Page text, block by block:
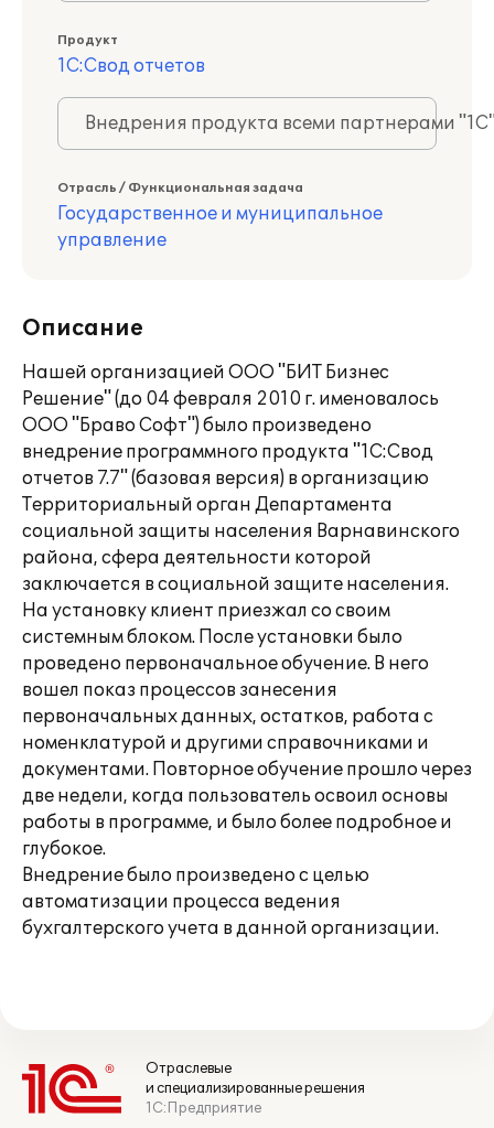
Продукт
1С:Свод отчетов
Внедрения продукта всеми партнерами
Отрасль / Функциональная задача
Государственное и муниципальное
управление
Описание
Нашей организацией ООО "БИТ Бизнес
Решение" (до 04 февраля 2010 г. именовалось
ООО "Браво Софт") было произведено
внедрение программного продукта "1С:Свод
отчетов 7.7" (базовая версия) в организацию
Территориальный орган Департамента
социальной защиты населения Варнавинского
района, сфера деятельности которой
заключается в социальной защите населения.
На установку клиент приезжал со своим
системным блоком. После установки было
проведено первоначальное обучение. В него
вошел показ процессов занесения
первоначальных данных, остатков, работа с
номенклатурой и другими справочниками и
документами. Повторное обучение прошло через
две недели, когда пользователь освоил основы
работы в программе, и было более подробное и
глубокое.
Внедрение было произведено с целью
автоматизации процесса ведения
бухгалтерского учета в данной организации.
Отраслевые
и специализированные решения
1С:Предприятие